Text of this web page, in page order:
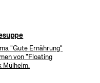
"Gute Ernährung"
von "Floating
Mülheim.